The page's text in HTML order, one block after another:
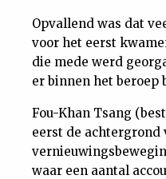
Cijfers
Tuchtrecht
Magazine
Podcast
Opvallend was dat
voor het eerst
die mede werd
er binnen het beroep
Fou-Khan Tsang
eerst de achtergrond
waar een aantal